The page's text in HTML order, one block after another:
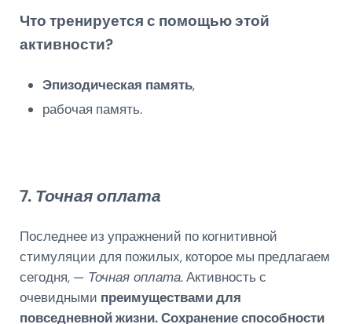
Что тренируется с помощью этой
активности?
Эпизодическая память,
рабочая память.
7. Точная оплата
Последнее из упражнений по когнитивной
стимуляции для пожилых, которое мы предлагаем
сегодня, — Точная оплата. Активность с
очевидными преимуществами для
повседневной жизни.Сохранение способности